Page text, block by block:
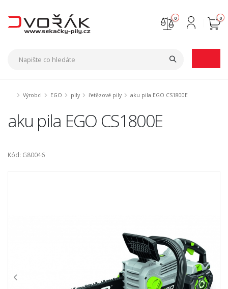
0
0
Výrobci EGO pily řetězové pily aku pila EGO CS1800E
aku pila EGO CS1800E
Kód: G80046